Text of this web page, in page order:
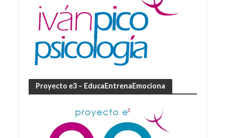
Proyecto e3 – EducaEntrenaEmociona